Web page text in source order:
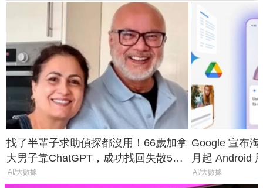
找了半輩子求助偵探都沒用！66歲加拿
大男子靠ChatGPT，成功找回失散50
年家人
AI/大數據
Google 宣布
月起 Android
AI/大數據